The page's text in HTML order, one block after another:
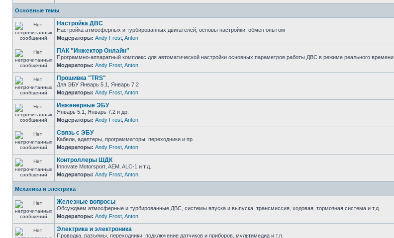
Основные темы
Настройка ДВС
Настройка атмосферных и турбированных двигателей, основы настройки, обмен опытом
Модераторы: Andy Frost Anton
ПАК "Инжектор Онлайн"
Программно-аппаратный комплекс для автоматической настройки основных параметров работы ДВС в режиме реального времени
Модераторы: Andy Frost Anton
Прошивка "TRS"
Для ЭБУ Январь 5.1, Январь 7.2
Модераторы: Andy Frost Anton
Инженерные ЭБУ
Январь 5.1, Январь 7.2 и др.
Модераторы: Andy Frost Anton
Связь с ЭБУ
Кабели, адаптеры, программаторы, переходники и пр.
Модераторы: Andy Frost Anton
Контроллеры ШДК
Innovate Motorsport, AEM, ALC-1 и т.д.
Модераторы: Andy Frost Anton
Механика и электрика
Железные вопросы
Обсуждаем атмосферные и турбированные ДВС, системы впуска и выпуска, трансмиссия, ходовая, тормозная система и т.д.
Модераторы: Andy Frost Anton
Электрика и электроника
Проводка, разъемы, переходники, подключение датчиков и приборов, мультимедиа и т.п.